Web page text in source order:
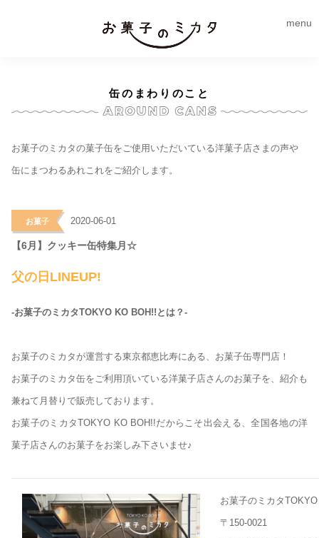
menu
缶のまわりのこと
お菓子のミカタの菓子缶をご使用いただいている洋菓子店さまの声や
缶にまつわるあれこれをご紹介します。
お菓子 2020-06-01
【6月】クッキー缶特集月☆
父の日LINEUP!
-お菓子のミカタTOKYO KO BOH!!とは？-
お菓子のミカタが運営する東京都恵比寿にある、お菓子缶専門店！
お菓子のミカタ缶をご利用頂いている洋菓子店さんのお菓子を、紹介も
兼ねて月替りで販売しております。
お菓子のミカタTOKYO KO BOH!!だからこそ出会える、全国各地の洋
菓子店さんのお菓子をお楽しみ下さいませ♪
お菓子のミカタ
〒150-0021